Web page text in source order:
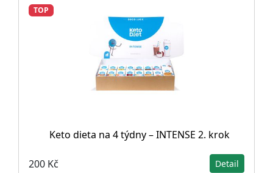
TOP
Keto dieta na 4 týdny – INTENSE 2. krok
200 Kč Detail